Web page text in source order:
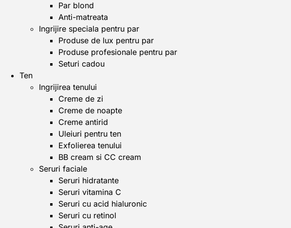
Par blond
Anti-matreata
Ingrijire speciala pentru par
Produse de lux pentru par
Produse profesionale pentru par
Seturi cadou
Ten
Ingrijirea tenului
Creme de zi
Creme de noapte
Creme antirid
Uleiuri pentru ten
Exfolierea tenului
BB cream si CC cream
Seruri faciale
Seruri hidratante
Seruri vitamina C
Seruri cu acid hialuronic
Seruri cu retinol